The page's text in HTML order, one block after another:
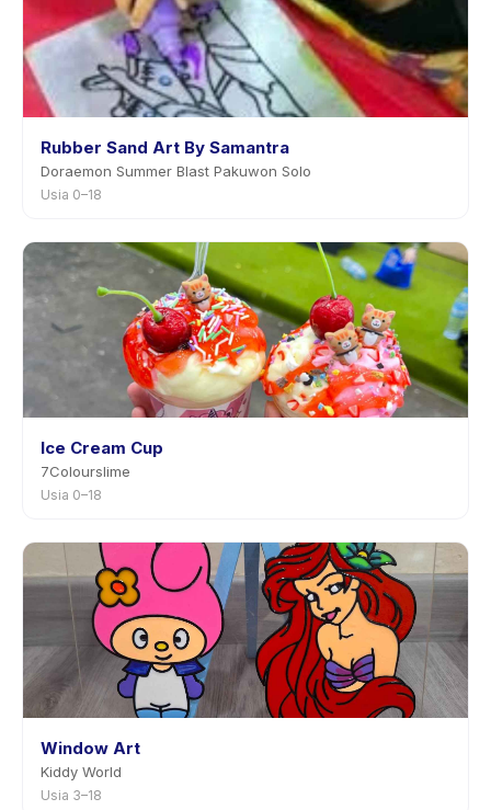
Rubber Sand Art By Samantra
Doraemon Summer Blast Pakuwon Solo
Usia 0–18
Ice Cream Cup
7Colourslime
Usia 0–18
Window Art
Kiddy World
Usia 3–18